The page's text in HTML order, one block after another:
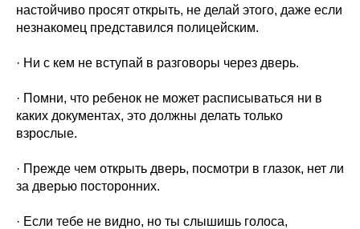
настойчиво просят открыть, не делай этого, даже если
незнакомец представился полицейским.
· Ни с кем не вступай в разговоры через дверь.
· Помни, что ребенок не может расписываться ни в
каких документах, это должны делать только
взрослые.
· Прежде чем открыть дверь, посмотри в глазок, нет ли
за дверью посторонних.
· Если тебе не видно, но ты слышишь голоса,